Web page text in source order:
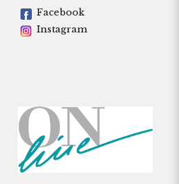
Facebook
Instagram